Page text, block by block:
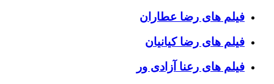
فیلم های رضا عطاران
فیلم های رضا کیانیان
فیلم های رعنا آزادی ور